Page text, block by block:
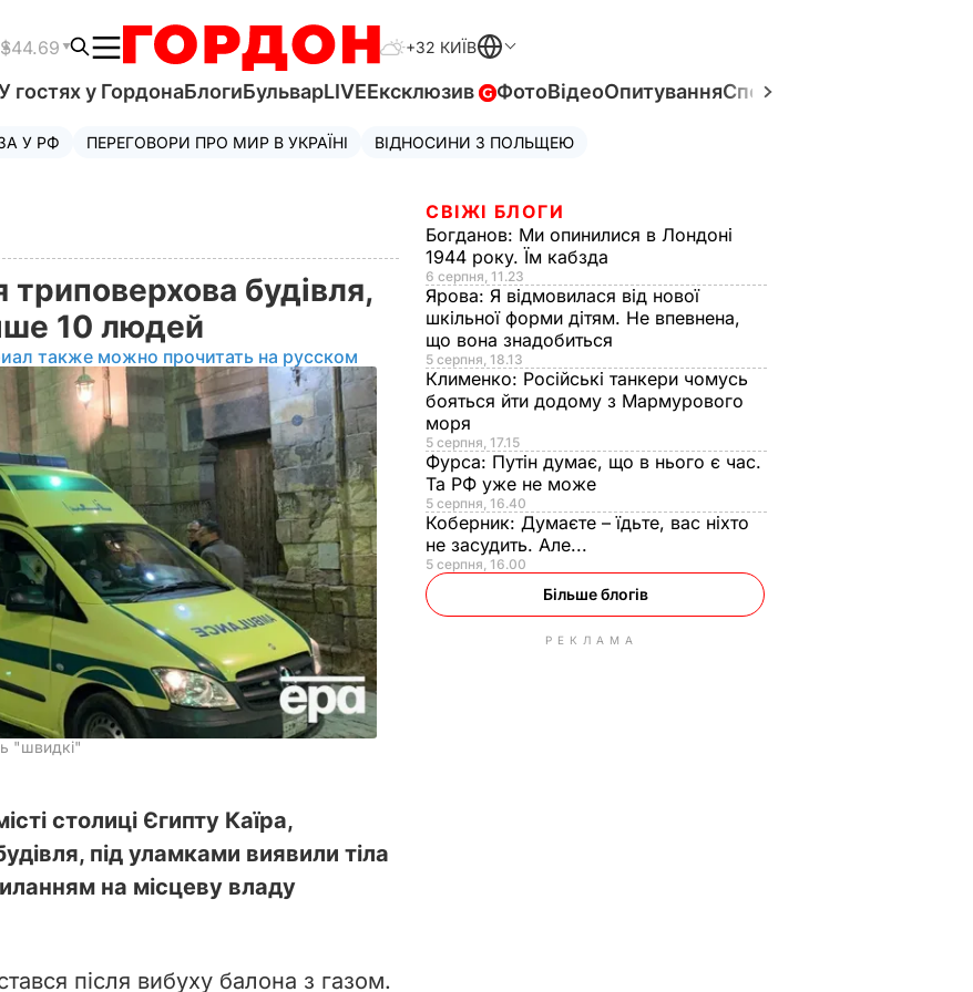
$44.69 +32 КИЇВ
гостях у ГордонаБлогиБульварLIVEЕксклюзив ФотоВідеоОпитуванняСпецпроєкти
У РФ ПЕРЕГОВОРИ ПРО МИР В УКРАЇНІ ВІДНОСИНИ З ПОЛЬЩЕЮ
триповерхова будівля,
10 людей
также можно прочитать на русском
"швидкі"
столиці Єгипту Каїра,
під уламками виявили тіла
на місцеву владу
після вибуху балона з газом.
СВІЖІ БЛОГИ
Богданов: Ми опинилися в Лондоні
1944 року. Їм кабзда
6 серпня, 11.23
Ярова: Я відмовилася від нової
шкільної форми дітям. Не впевнена,
що вона знадобиться
5 серпня, 18.13
Клименко: Російські танкери чомусь
бояться йти додому з Мармурового
моря
5 серпня, 17.15
Фурса: Путін думає, що в нього є час.
Та РФ уже не може
5 серпня, 16.40
Коберник: Думаєте – їдьте, вас ніхто
не засудить. Але...
5 серпня, 16.00
Більше блогів
РЕКЛАМА